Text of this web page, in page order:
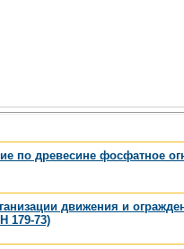
по древесине фосфатное
движения и
179-73)